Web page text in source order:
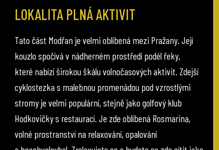
LOKALITA PLNÁ AKTIVIT
Tato část Modřan je velmi oblíbená mezi Pražany. Její
kouzlo spočívá v nádherném prostředí podél řeky,
které nabízí širokou škálu volnočasových aktivit. Zdejší
cyklostezka s malebnou promenádou pod vzrostlými
stromy je velmi populární, stejně jako golfový klub
Hodkovičky s restaurací. Je zde oblíbená Rosmarina,
volné prostranství na relaxování, opalování